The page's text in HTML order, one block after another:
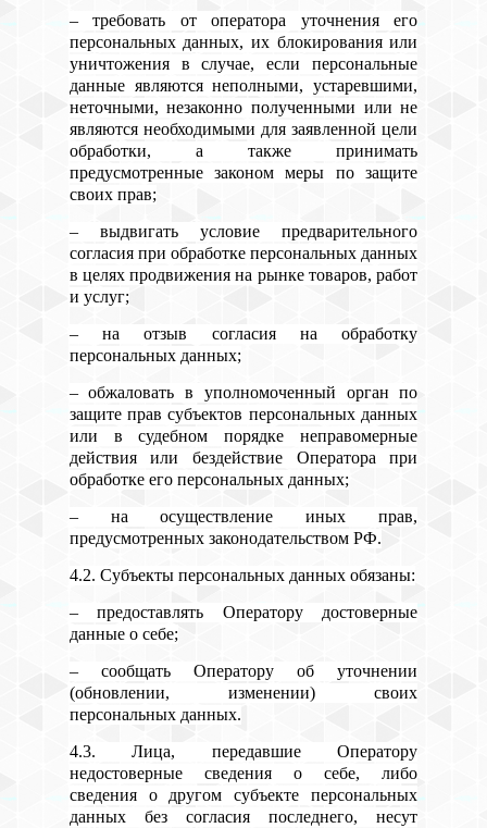
– требовать от оператора уточнения его
персональных данных, их блокирования или
уничтожения в случае, если персональные
данные являются неполными, устаревшими,
неточными, незаконно полученными или не
являются необходимыми для заявленной цели
обработки, а также принимать
предусмотренные законом меры по защите
своих прав;
– выдвигать условие предварительного
согласия при обработке персональных данных
в целях продвижения на рынке товаров, работ
и услуг;
– на отзыв согласия на обработку
персональных данных;
– обжаловать в уполномоченный орган по
защите прав субъектов персональных данных
или в судебном порядке неправомерные
действия или бездействие Оператора при
обработке его персональных данных;
– на осуществление иных прав,
предусмотренных законодательством РФ.
4.2. Субъекты персональных данных обязаны:
– предоставлять Оператору достоверные
данные о себе;
– сообщать Оператору об уточнении
(обновлении, изменении) своих
персональных данных.
4.3. Лица, передавшие Оператору
недостоверные сведения о себе, либо
сведения о другом субъекте персональных
данных без согласия последнего, несут